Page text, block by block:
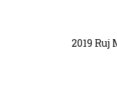
2019 Ruj